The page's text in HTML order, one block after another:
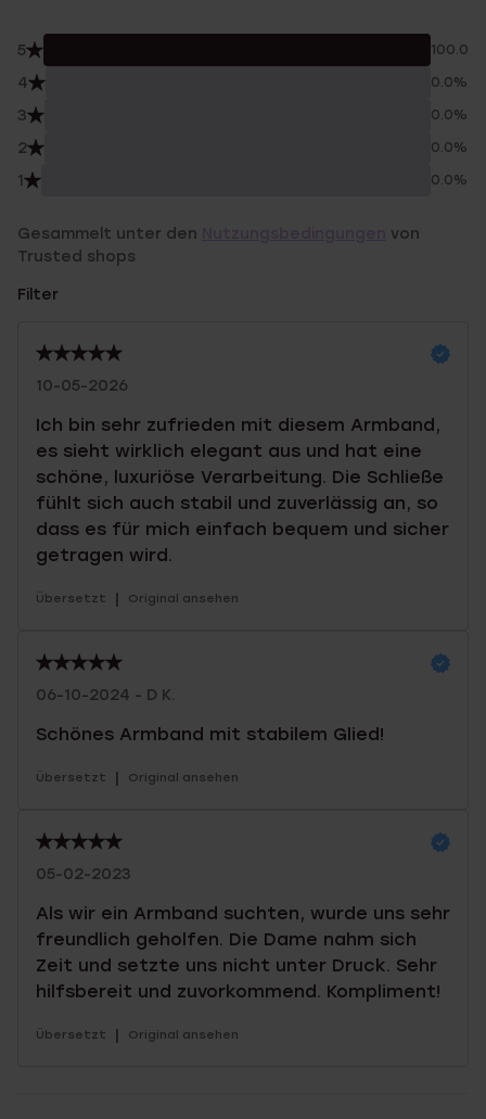
5 100.0%
4 0.0%
3 0.0%
2 0.0%
1 0.0%
Gesammelt unter den
von
Trusted shops
Filter
10-05-2026
Ich bin sehr zufrieden mit diesem Armband,
es sieht wirklich elegant aus und hat eine
schöne, luxuriöse Verarbeitung. Die Schließe
fühlt sich auch stabil und zuverlässig an, so
dass es für mich einfach bequem und sicher
getragen wird.
Übersetzt | Original ansehen
06-10-2024 - D K.
Schönes Armband mit stabilem Glied!
Übersetzt | Original ansehen
05-02-2023
Als wir ein Armband suchten, wurde uns sehr
freundlich geholfen. Die Dame nahm sich
Zeit und setzte uns nicht unter Druck. Sehr
hilfsbereit und zuvorkommend. Kompliment!
Übersetzt | Original ansehen